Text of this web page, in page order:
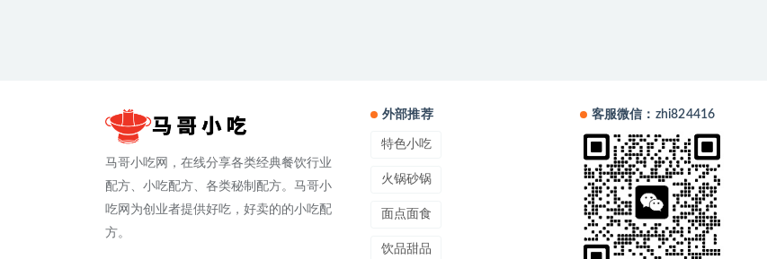
马哥小吃网，在线分享各类经典餐饮行业
配方、小吃配方、各类秘制配方。马哥小
吃网为创业者提供好吃，好卖的的小吃配
方。
外部推荐
特色小吃
火锅砂锅
面点面食
饮品甜品
客服微信：zhi824416